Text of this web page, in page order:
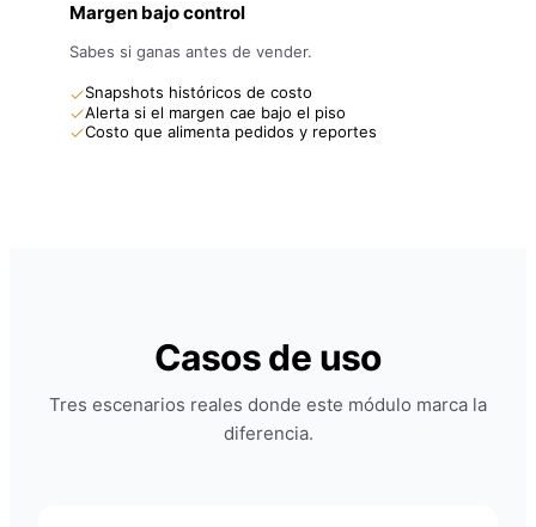
Margen bajo control
Sabes si ganas antes de vender.
Snapshots históricos de costo
Alerta si el margen cae bajo el piso
Costo que alimenta pedidos y reportes
Casos de uso
Tres escenarios reales donde este módulo marca la
diferencia.